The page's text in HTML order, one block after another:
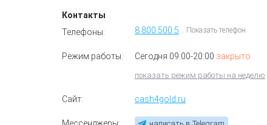
Контакты
Телефоны:
Показать телефон
Режим работы: Сегодня 09:00-20:00 закрыто
показать режим работы на неделю
Сайт: cash4gold.ru